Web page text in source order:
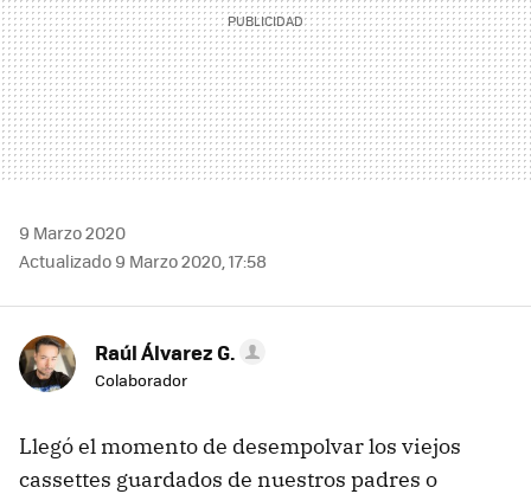
9 Marzo 2020
Actualizado 9 Marzo 2020, 17:58
Raúl Álvarez G.
Colaborador
Llegó el momento de desempolvar los viejos
cassettes guardados de nuestros padres o